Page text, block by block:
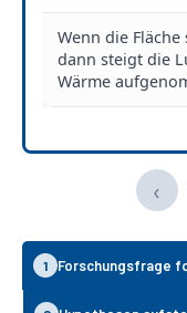
Wenn die
dann steigt die
Wärme
‹
1 Forschungsfrage